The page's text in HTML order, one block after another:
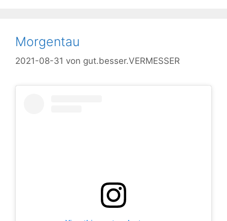
Morgentau
2021-08-31 von gut.besser.VERMESSER